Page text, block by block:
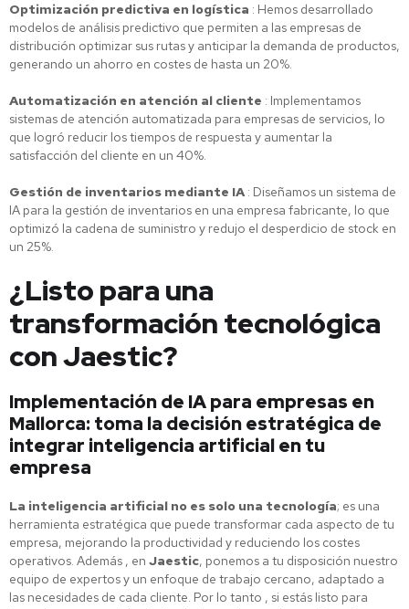
Optimización predictiva en logística : Hemos desarrollado
modelos de análisis predictivo que permiten a las empresas de
distribución optimizar sus rutas y anticipar la demanda de productos,
generando un ahorro en costes de hasta un 20%.
Automatización en atención al cliente : Implementamos
sistemas de atención automatizada para empresas de servicios, lo
que logró reducir los tiempos de respuesta y aumentar la
satisfacción del cliente en un 40%.
Gestión de inventarios mediante IA: Diseñamos un sistema de
IA para la gestión de inventarios en una empresa fabricante, lo que
optimizó la cadena de suministro y redujo el desperdicio de stock en
un 25%.
¿Listo para una
transformación tecnológica
con Jaestic?
Implementación de IA para empresas en
Mallorca: toma la decisión estratégica de
integrar inteligencia artificial en tu
empresa
La inteligencia artificial no es solo una tecnología; es una
herramienta estratégica que puede transformar cada aspecto de tu
empresa, mejorando la productividad y reduciendo los costes
operativos. Además , en Jaestic, ponemos a tu disposición nuestro
equipo de expertos y un enfoque de trabajo cercano, adaptado a
las necesidades de cada cliente. Por lo tanto , si estás listo para